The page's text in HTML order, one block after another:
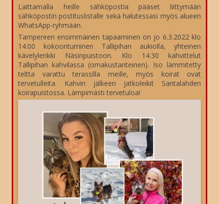
Laittamalla heille sähköpostia pääset liittymään
sähköpostin postituslistalle sekä halutessasi myös alueen
WhatsApp-ryhmään.
Tampereen ensimmäinen tapaaminen on jo 6.3.2022 klo
14.00 kokoontuminen Tallipihan aukiolla, yhteinen
kävelylenkki Näsinpuistoon. Klo 14.30 kahvittelut
Tallipihan kahvilassa (omakustanteinen). Iso lämmitetty
teltta varattu terassilla meille, myös koirat ovat
tervetulleita. Kahvin jälkeen jatkoleikit Santalahden
koirapuistossa. Lämpimästi tervetuloa!